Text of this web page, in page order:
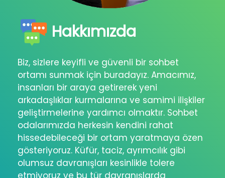
Hakkımızda
Biz, sizlere keyifli ve güvenli bir sohbet
ortamı sunmak için buradayız. Amacımız,
insanları bir araya getirerek yeni
arkadaşlıklar kurmalarına ve samimi ilişkiler
geliştirmelerine yardımcı olmaktır. Sohbet
odalarımızda herkesin kendini rahat
hissedebileceği bir ortam yaratmaya özen
gösteriyoruz. Küfür, taciz, ayrımcılık gibi
olumsuz davranışları kesinlikle tolere
etmiyoruz ve bu tür davranışlarda